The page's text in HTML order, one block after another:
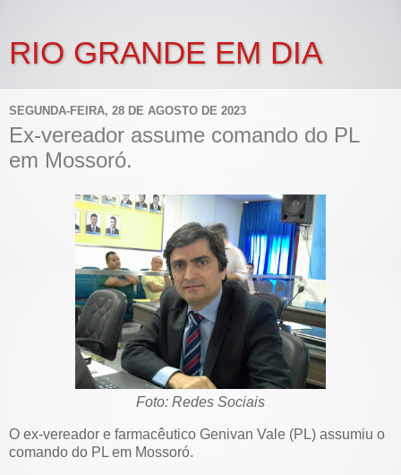
RIO GRANDE EM DIA
SEGUNDA-FEIRA, 28 DE AGOSTO DE 2023
Ex-vereador assume comando do PL
em Mossoró.
Foto: Redes Sociais
O ex-vereador e farmacêutico Genivan Vale (PL) assumiu o
comando do PL em Mossoró.